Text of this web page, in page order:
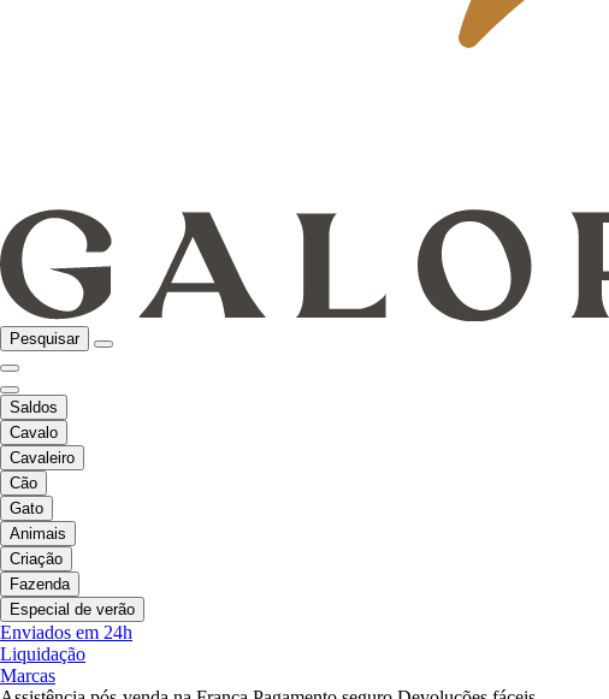
Pesquisar
Saldos
Cavalo
Cavaleiro
Cão
Gato
Animais
Criação
Fazenda
Especial de verão
Enviados em 24h
Liquidação
Marcas